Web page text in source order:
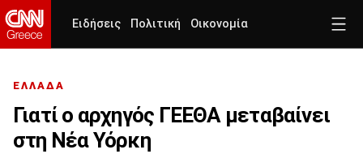
Ειδήσεις Πολιτική Οικονομία
ΕΛΛΑΔΑ
Γιατί ο αρχηγός ΓΕΕΘΑ μεταβαίνει
στη Νέα Υόρκη